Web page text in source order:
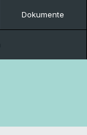
Dokumente